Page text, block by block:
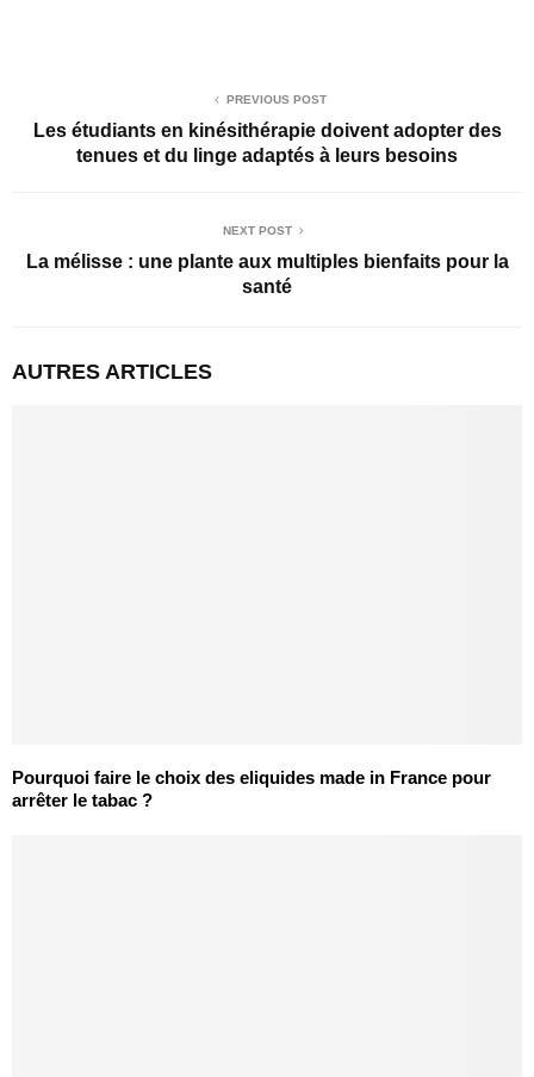
PREVIOUS POST
Les étudiants en kinésithérapie doivent adopter des
tenues et du linge adaptés à leurs besoins
NEXT POST
La mélisse : une plante aux multiples bienfaits pour la
santé
AUTRES ARTICLES
Pourquoi faire le choix des eliquides made in France pour
arrêter le tabac ?